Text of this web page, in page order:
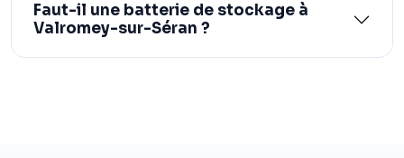
Faut-il une batterie de stockage à
Valromey-sur-Séran ?